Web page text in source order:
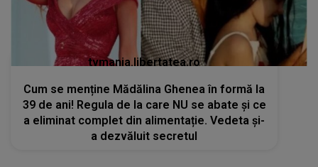
tvmania.libertatea.ro
Cum se menține Mădălina Ghenea în formă la
39 de ani! Regula de la care NU se abate și ce
a eliminat complet din alimentație. Vedeta și-
a dezvăluit secretul